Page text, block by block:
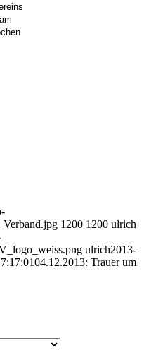
1200 1200 ulrich
ulrich2013-
04.12.2013: Trauer um